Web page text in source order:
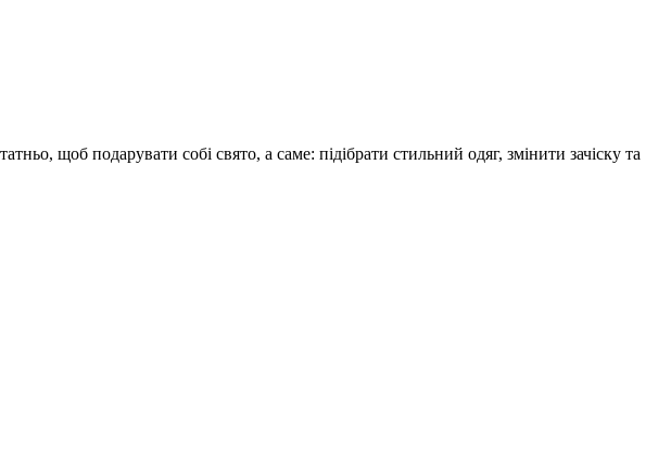
щоб подарувати собі свято, а саме: підібрати стильний одяг, змінити зачіску та